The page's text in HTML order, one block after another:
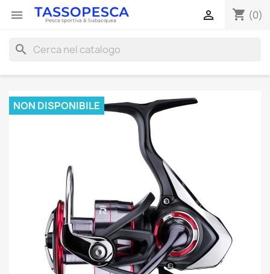
 shopping_cart (0)

search
NON DISPONIBILE